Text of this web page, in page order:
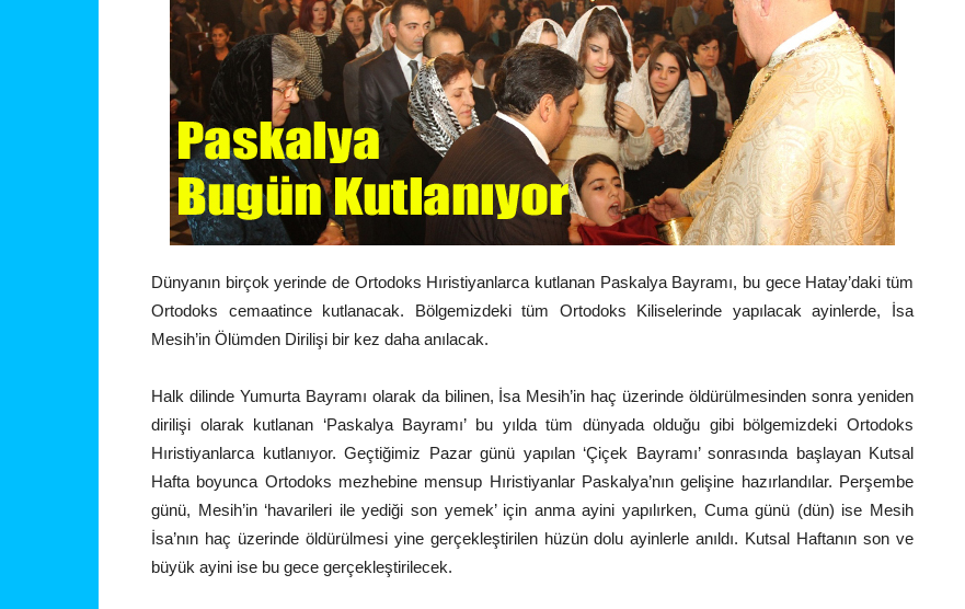
Dünyanın birçok yerinde de Ortodoks Hıristiyanlarca kutlanan Paskalya Bayramı, bu gece Hatay’daki tüm
Ortodoks cemaatince kutlanacak. Bölgemizdeki tüm Ortodoks Kiliselerinde yapılacak ayinlerde, İsa
Mesih’in Ölümden Dirilişi bir kez daha anılacak.
Halk dilinde Yumurta Bayramı olarak da bilinen, İsa Mesih’in haç üzerinde öldürülmesinden sonra yeniden
dirilişi olarak kutlanan ‘Paskalya Bayramı’ bu yılda tüm dünyada olduğu gibi bölgemizdeki Ortodoks
Hıristiyanlarca kutlanıyor. Geçtiğimiz Pazar günü yapılan ‘Çiçek Bayramı’ sonrasında başlayan Kutsal
Hafta boyunca Ortodoks mezhebine mensup Hıristiyanlar Paskalya’nın gelişine hazırlandılar. Perşembe
günü, Mesih’in ‘havarileri ile yediği son yemek’ için anma ayini yapılırken, Cuma günü (dün) ise Mesih
İsa’nın haç üzerinde öldürülmesi yine gerçekleştirilen hüzün dolu ayinlerle anıldı. Kutsal Haftanın son ve
büyük ayini ise bu gece gerçekleştirilecek.